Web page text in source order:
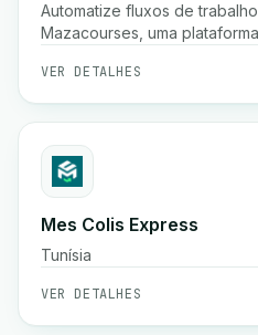
Automatize fluxos de
Mazacourses, uma
VER DETALHES
Mes Colis Express
Tunísia
VER DETALHES